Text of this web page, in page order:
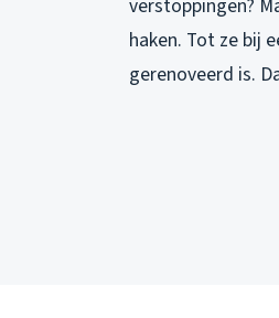
verstoppingen?
haken. Tot ze bij
gerenoveerd is.